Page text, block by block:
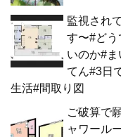
監視され
す〜#ど
いのか#
てん#3日
生活#間取り図
ご破算で
ャワール